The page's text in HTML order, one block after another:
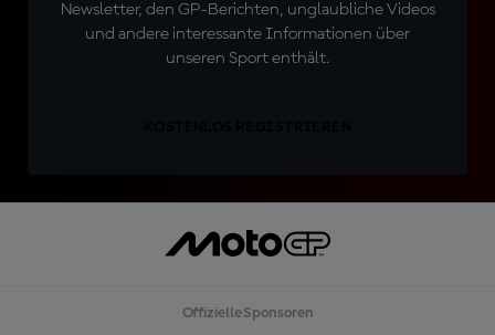
Newsletter, den GP-Berichten, unglaubliche Videos
und andere interessante Informationen über
unseren Sport enthält.
Offizielle Sponsoren